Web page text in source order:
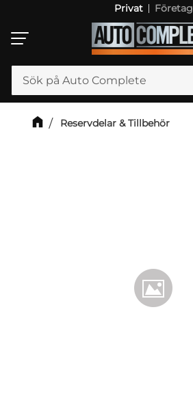
Meny
Privat Företag
Reservdelar & Tillbehör